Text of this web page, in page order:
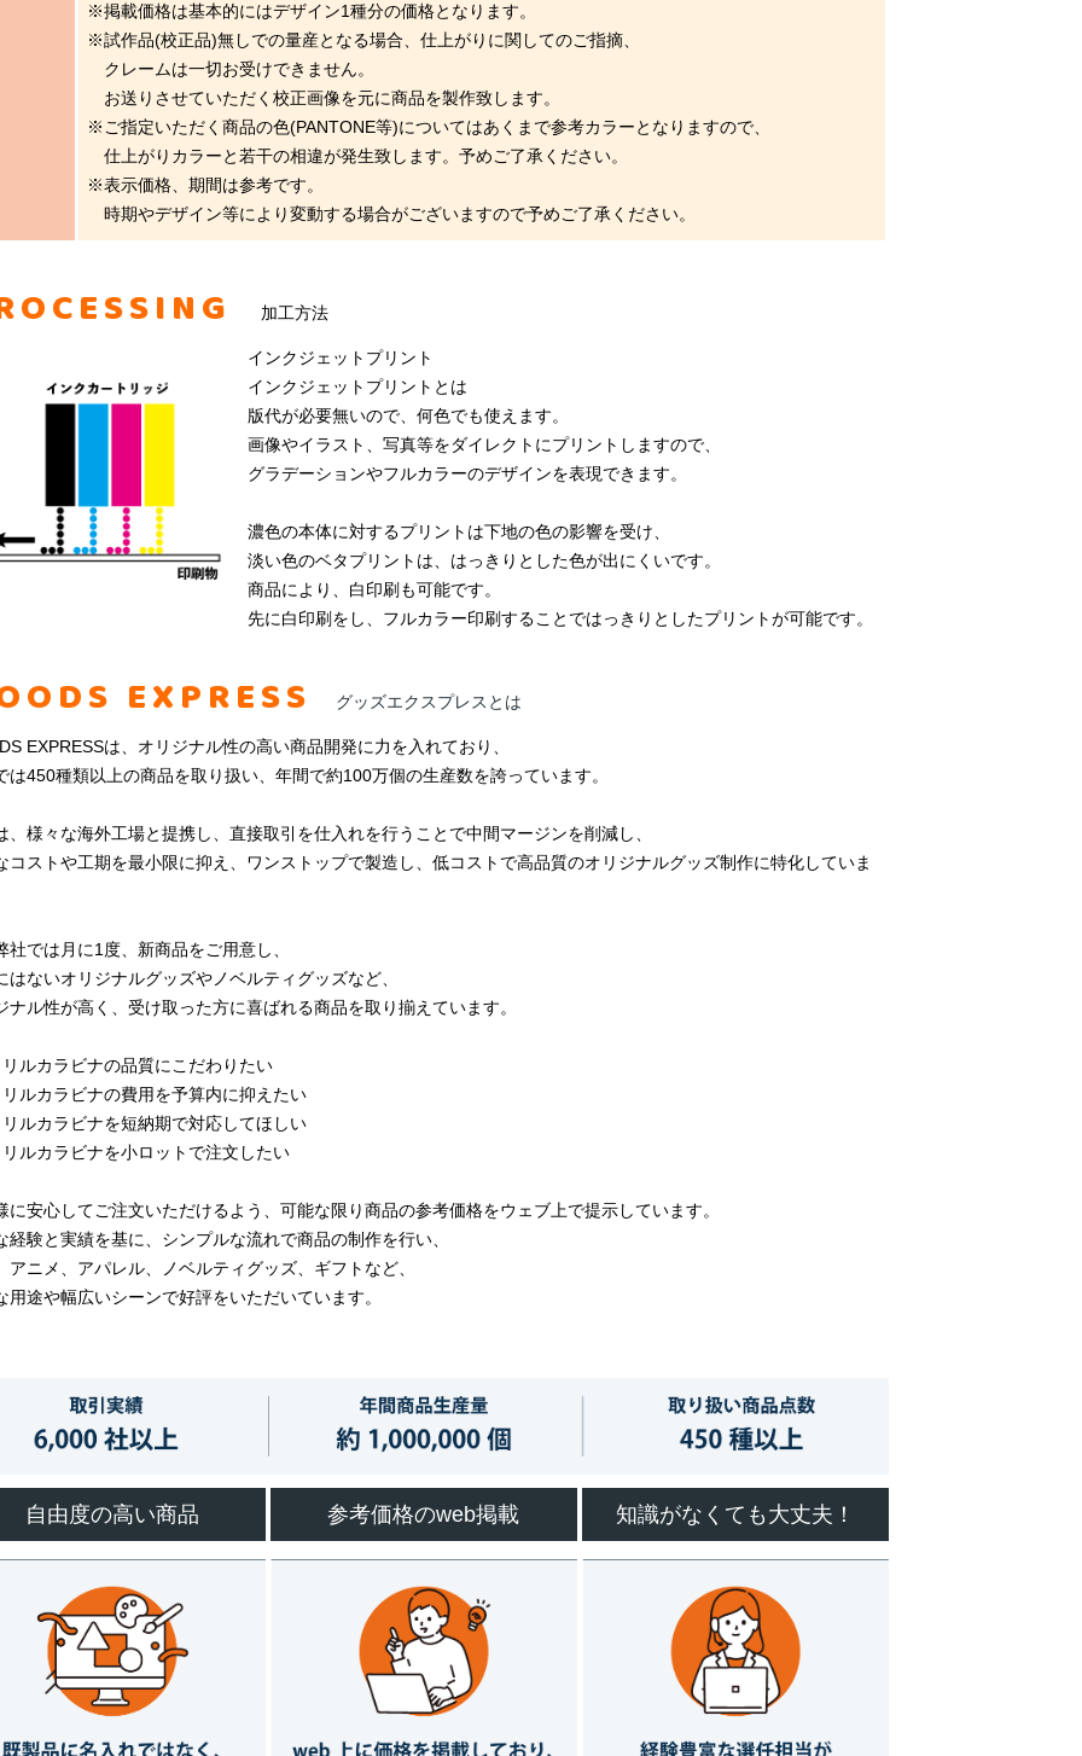
※掲載価格は基本的にはデザイン1種分の価格となります。
※試作品(校正品)無しでの量産となる場合、仕上がりに関してのご指摘、
クレームは一切お受けできません。
お送りさせていただく校正画像を元に商品を製作致します。
※ご指定いただく商品の色(PANTONE等)についてはあくまで参考カラーとなりますので、
仕上がりカラーと若干の相違が発生致します。予めご了承ください。
※表示価格、期間は参考です。
時期やデザイン等により変動する場合がございますので予めご了承ください。
加工方法
インクジェットプリント
インクジェットプリントとは
版代が必要無いので、何色でも使えます。
画像やイラスト、写真等をダイレクトにプリントしますので、
グラデーションやフルカラーのデザインを表現できます。
濃色の本体に対するプリントは下地の色の影響を受け、
淡い色のベタプリントは、はっきりとした色が出にくいです。
商品により、白印刷も可能です。
先に白印刷をし、フルカラー印刷することではっきりとしたプリントが可能です。
EXPRESS グッズエクスプレスとは
EXPRESSは、オリジナル性の高い商品開発に力を入れており、
は450種類以上の商品を取り扱い、年間で約100万個の生産数を誇っています。
、様々な海外工場と提携し、直接取引を仕入れを行うことで中間マージンを削減し、
コストや工期を最小限に抑え、ワンストップで製造し、低コストで高品質のオリジナルグッズ制作に特化していま
社では月に1度、新商品をご用意し、
はないオリジナルグッズやノベルティグッズなど、
ナル性が高く、受け取った方に喜ばれる商品を取り揃えています。
ルカラビナの品質にこだわりたい
ルカラビナの費用を予算内に抑えたい
ルカラビナを短納期で対応してほしい
ルカラビナを小ロットで注文したい
に安心してご注文いただけるよう、可能な限り商品の参考価格をウェブ上で提示しています。
経験と実績を基に、シンプルな流れで商品の制作を行い、
アニメ、アパレル、ノベルティグッズ、ギフトなど、
用途や幅広いシーンで好評をいただいています。
自由度の高い商品 参考価格のweb掲載 知識がなくても大丈夫！